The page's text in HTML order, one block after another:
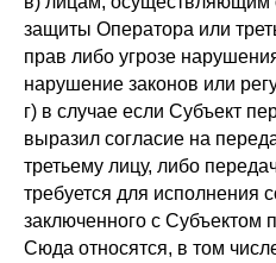
защиты Оператора или
прав либо угрозе
нарушение законов или
г) в случае если Субъект
выразил согласие на
третьему лицу, либо
требуется для исполнения
заключенного с Субъектом
Сюда относятся, в том